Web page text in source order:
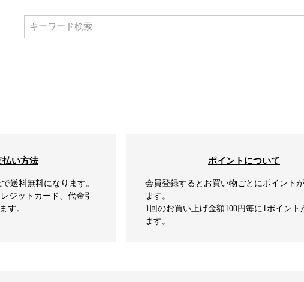
払い方法
送料無料になります。
ジットカード、代金引
す。
ポイントについて
会員登録するとお買い物ごとにポイント
ます。
1回のお買い上げ金額100円毎に1ポイント
ます。